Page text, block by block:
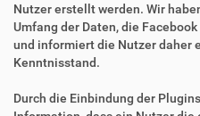
Nutzer erstellt werden. Wir
Umfang der Daten, die
und informiert die Nutzer daher
Kenntnisstand.
Durch die Einbindung der